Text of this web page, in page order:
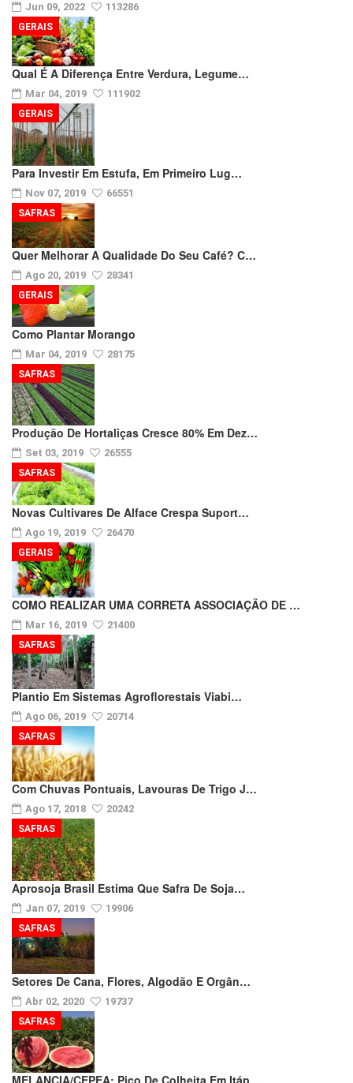
Jun 09, 2022 113286
Qual É A Diferença Entre Verdura, Legume…
Mar 04, 2019 111902
GERAIS
Para Investir Em Estufa, Em Primeiro Lug…
Nov 07, 2019 66551
GERAIS
Quer Melhorar A Qualidade Do Seu Café? C…
Ago 20, 2019 28341
SAFRAS
Como Plantar Morango
Mar 04, 2019 28175
GERAIS
Produção De Hortaliças Cresce 80% Em Dez…
Set 03, 2019 26555
SAFRAS
Novas Cultivares De Alface Crespa Suport…
Ago 19, 2019 26470
SAFRAS
COMO REALIZAR UMA CORRETA ASSOCIAÇÃO DE …
Mar 16, 2019 21400
GERAIS
Plantio Em Sistemas Agroflorestais Viabi…
Ago 06, 2019 20714
SAFRAS
Com Chuvas Pontuais, Lavouras De Trigo J…
Ago 17, 2018 20242
SAFRAS
Aprosoja Brasil Estima Que Safra De Soja…
Jan 07, 2019 19906
SAFRAS
Setores De Cana, Flores, Algodão E Orgân…
Abr 02, 2020 19737
SAFRAS
SAFRAS